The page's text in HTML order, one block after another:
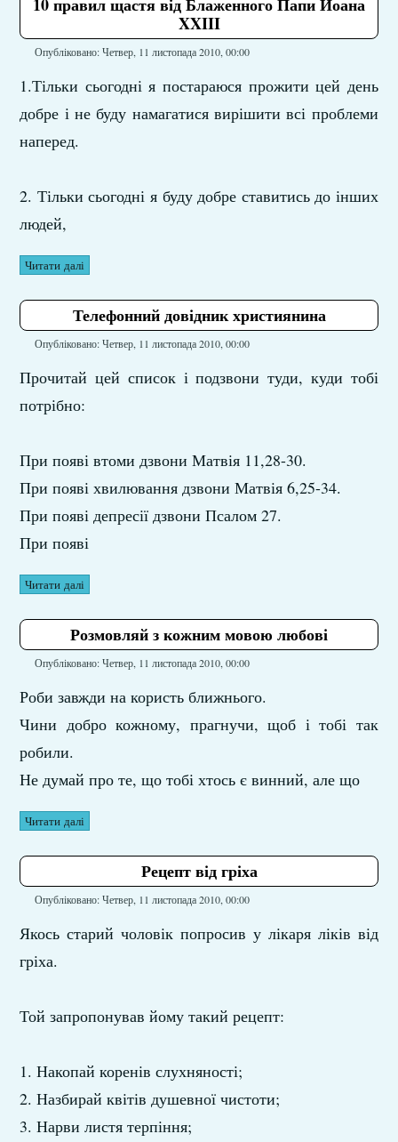
XXIII
Опубліковано: Четвер, 11 листопада 2010, 00:00
1.Тільки сьогодні я постараюся прожити цей день
добре і не буду намагатися вирішити всі проблеми
наперед.
2. Тільки сьогодні я буду добре ставитись до інших
людей,
Читати далі
Телефонний довідник християнина
Опубліковано: Четвер, 11 листопада 2010, 00:00
Прочитай цей список і подзвони туди, куди тобі
потрібно:
При появі втоми дзвони Матвія 11,28-30.
При появі хвилювання дзвони Матвія 6,25-34.
При появі депресії дзвони Псалом 27.
При появі
Читати далі
Розмовляй з кожним мовою любові
Опубліковано: Четвер, 11 листопада 2010, 00:00
Роби завжди на користь ближнього.
Чини добро кожному, прагнучи, щоб і тобі так
робили.
Не думай про те, що тобі хтось є винний, але що
Читати далі
Рецепт від гріха
Опубліковано: Четвер, 11 листопада 2010, 00:00
Якось старий чоловік попросив у лікаря ліків від
гріха.
Той запропонував йому такий рецепт:
1. Накопай коренів слухняності;
2. Назбирай квітів душевної чистоти;
3. Нарви листя терпіння;